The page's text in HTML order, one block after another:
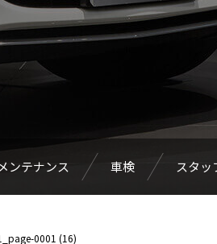
メンテナンス 車検 スタッ
0001 (16)